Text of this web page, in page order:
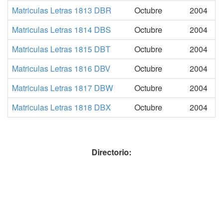
Matriculas Letras 1813 DBR
Octubre
2004
Matriculas Letras 1814 DBS
Octubre
2004
Matriculas Letras 1815 DBT
Octubre
2004
Matriculas Letras 1816 DBV
Octubre
2004
Matriculas Letras 1817 DBW
Octubre
2004
Matriculas Letras 1818 DBX
Octubre 2004
Directorio: